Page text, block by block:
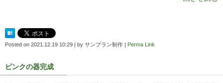
Posted on 2021.12.19 10:29 | by サンプラン制作 | Perma Link
ピンクの器完成